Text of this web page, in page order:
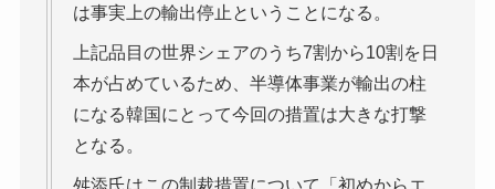
は事実上の輸出停止ということになる。
上記品目の世界シェアのうち7割から10割を日
本が占めているため、半導体事業が輸出の柱
になる韓国にとって今回の措置は大きな打撃
となる。
舛添氏はこの制裁措置について「初めからエ